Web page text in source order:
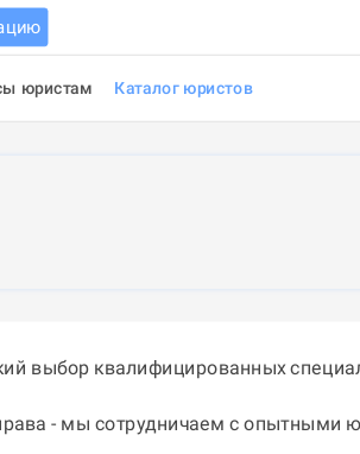
юристам Каталог юристов
выбор квалифицированных
- мы сотрудничаем с опытными